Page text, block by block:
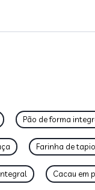
Pão de forma
Farinha de
Cacau em